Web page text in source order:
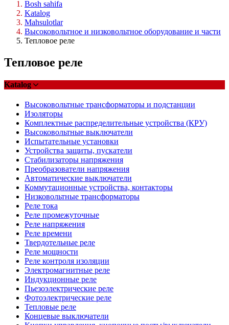
Bosh sahifa
Katalog
Mahsulotlar
Высоковольтное и низковольтное оборудование и части
Тепловое реле
Тепловое реле
Katalog
Высоковольтные трансформаторы и подстанции
Изоляторы
Комплектные распределительные устройства (КРУ)
Высоковольтные выключатели
Испытательные установки
Устройства защиты, пускатели
Стабилизаторы напряжения
Преобразователи напряжения
Автоматические выключатели
Коммутационные устройства, контакторы
Низковольтные трансформаторы
Реле тока
Реле промежуточные
Реле напряжения
Реле времени
Твердотельные реле
Реле мощности
Реле контроля изоляции
Электромагнитные реле
Индукционные реле
Пьезоэлектрические реле
Фотоэлектрические реле
Тепловые реле
Концевые выключатели